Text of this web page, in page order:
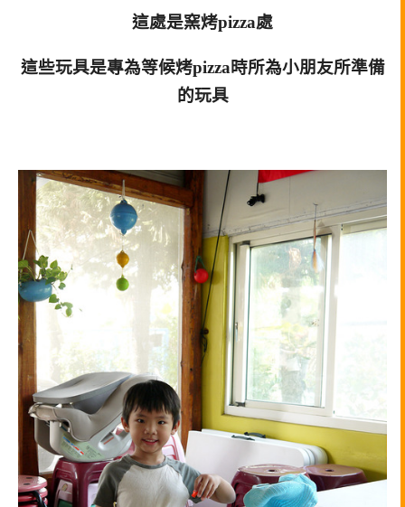
這處是窯烤pizza處
這些玩具是專為等候烤pizza時所為小朋友所準備
的玩具